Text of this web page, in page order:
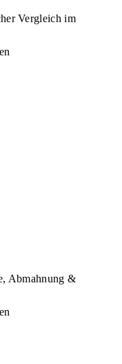
Vergleich im
Abmahnung &